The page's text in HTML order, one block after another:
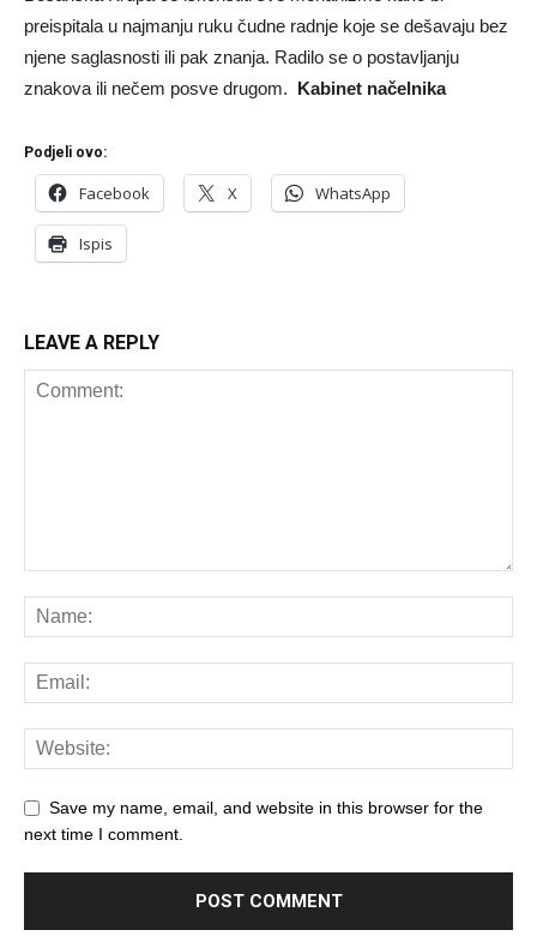
preispitala u najmanju ruku čudne radnje koje se dešavaju bez
njene saglasnosti ili pak znanja. Radilo se o postavljanju
znakova ili nečem posve drugom. Kabinet načelnika
Podjeli ovo:
Facebook X WhatsApp
Ispis
LEAVE A REPLY
Save my name, email, and website in this browser for the
next time I comment.